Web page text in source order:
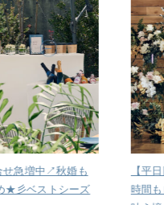
も
ズ
【平日限定】一日一
時間も自由にセレ